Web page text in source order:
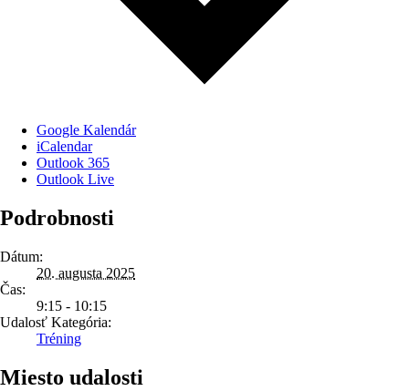
Google Kalendár
iCalendar
Outlook 365
Outlook Live
Podrobnosti
Dátum:
20. augusta 2025
Čas:
9:15 - 10:15
Udalosť Kategória:
Tréning
Miesto udalosti